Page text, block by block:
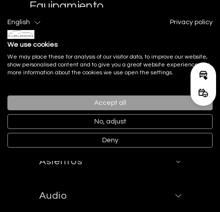
Equipamiento
serie incluido
Acabado Interior
consola central en aluminio,
puertas en negro piano y tablero en
cuero sintético
Asientos
Audio
English Privacy policy
We use cookies
We may place these for analysis of our visitor data, to improve our website,
show personalised content and to give you a great website experience. For
more information about the cookies we use open the settings.
Accept all
No, adjust
Deny